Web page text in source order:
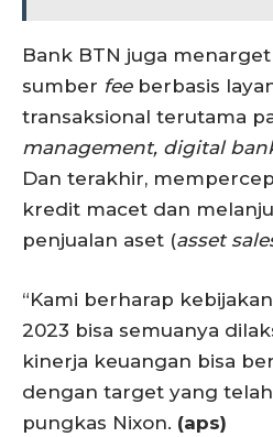
Bank BTN juga
sumber feeberbasis
transaksional terutama
management, digital
Dan terakhir,
kredit macet dan
penjualan aset (asset
“Kami berharap
2023 bisa semuanya
kinerja keuangan bisa
dengan target yang
pungkas Nixon. (aps)